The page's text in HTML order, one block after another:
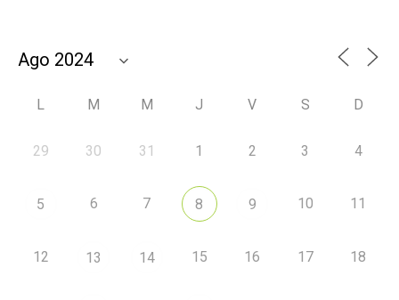
L M M J V S D
29 30 31 1 2 3 4
5 6 7 8 9 10 11
12 13 14 15 16 17 18